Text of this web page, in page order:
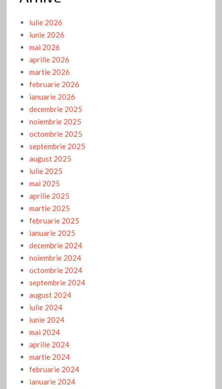
iulie 2026
iunie 2026
mai 2026
aprilie 2026
martie 2026
februarie 2026
ianuarie 2026
decembrie 2025
noiembrie 2025
octombrie 2025
septembrie 2025
august 2025
iulie 2025
mai 2025
aprilie 2025
martie 2025
februarie 2025
ianuarie 2025
decembrie 2024
noiembrie 2024
octombrie 2024
septembrie 2024
august 2024
iulie 2024
iunie 2024
mai 2024
aprilie 2024
martie 2024
februarie 2024
ianuarie 2024